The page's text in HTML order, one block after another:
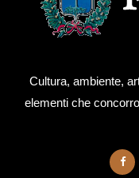
Cultura, ambiente,
elementi che